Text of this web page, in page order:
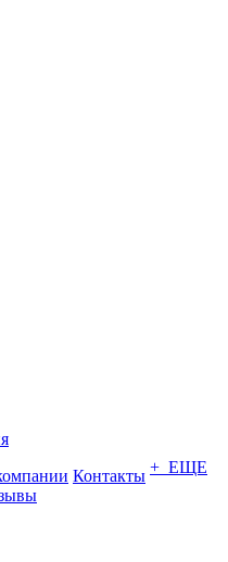
Контакты + ЕЩЕ